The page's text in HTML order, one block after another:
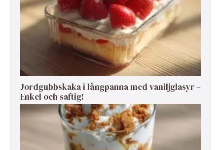
Jordgubbskaka i långpanna med vaniljglasyr –
Enkel och saftig!